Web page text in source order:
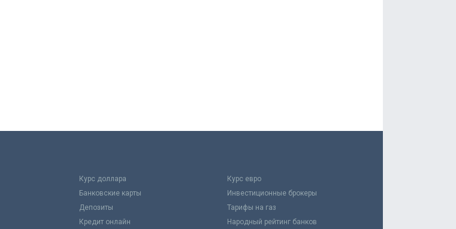
Курс доллара
Курс евро
Банковские карты
Инвестиционные брокеры
Депозиты
Тарифы на газ
Кредит онлайн Народный рейтинг банков